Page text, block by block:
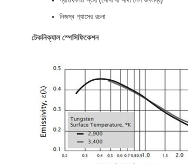
নিজস্ব গ্যাসের রচনা
টেকনিক্যাল স্পেসিফিকেশন